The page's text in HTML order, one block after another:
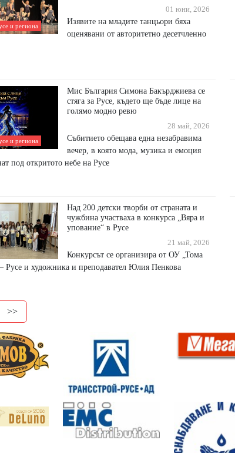
и региона
01 юни, 2026
Изявите на младите танцьори бяха
оценявани от авторитетно десетчленно
и региона
Мис България Симона Бакърджиева се
стяга за Русе, където ще бъде лице на
голямо модно ревю
28 май, 2026
Събитието обещава една незабравима
вечер, в която мода, музика и емоция
под откритото небе на Русе
Над 200 детски творби от страната и
чужбина участваха в конкурса „Вяра и
упование“ в Русе
21 май, 2026
Конкурсът се организира от ОУ „Тома
Русе и художника и преподавател Юлия Пенкова
>>